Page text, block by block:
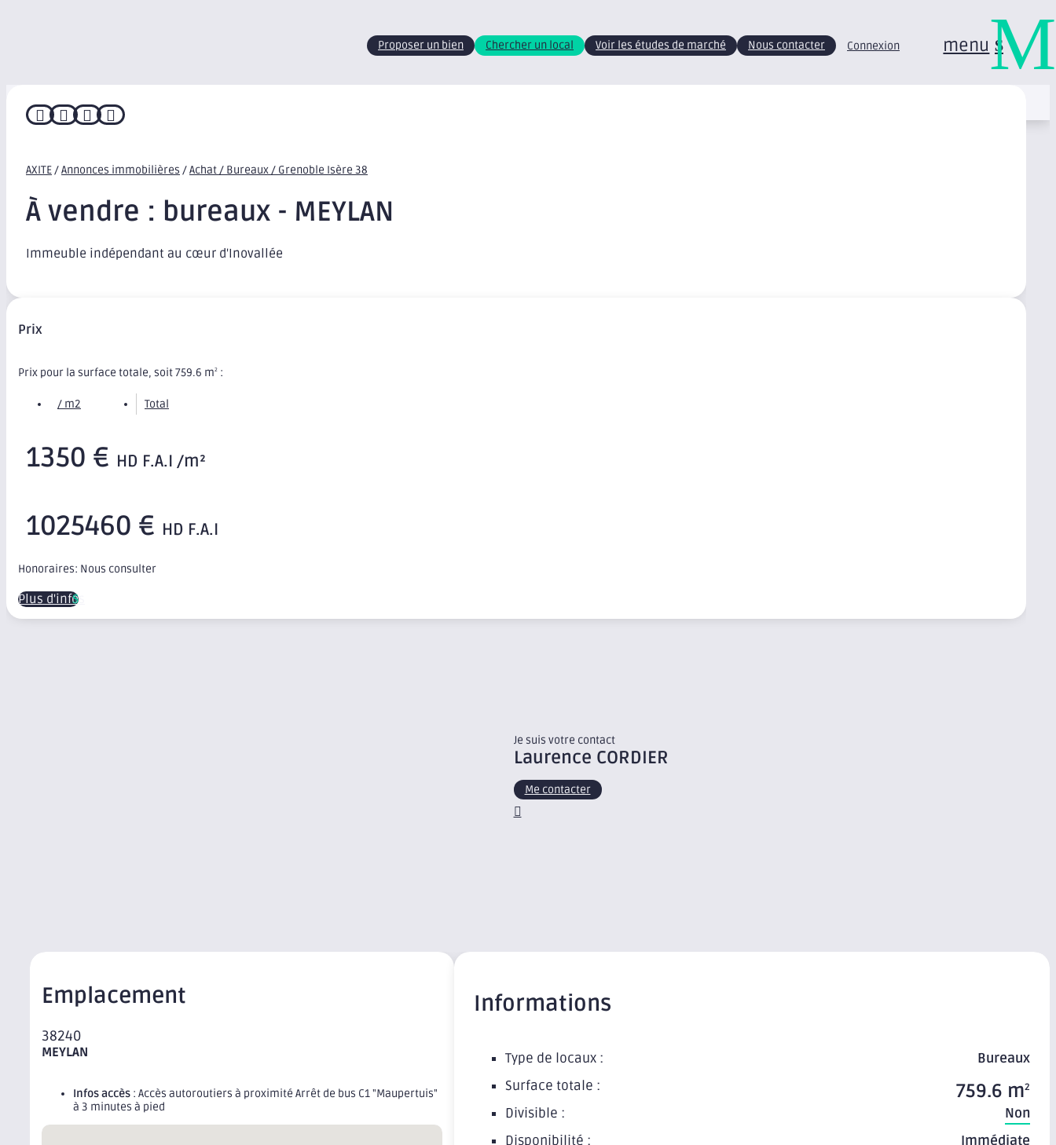
Proposer un bien Chercher un local Voir les études de marché Nous contacter Connexion menu
   
AXITE/Annonces immobilières /Achat / Bureaux / Grenoble Isère 38
À vendre : bureaux - MEYLAN
Immeuble indépendant au cœur d'Inovallée
Prix
Prix pour la surface totale, soit 759.6 m2 :
/ m2 Total
1350 € HD F.A.I /m²
1025460 € HD F.A.I
Honoraires: Nous consulter
Plus d'infos
Je suis votre contact
Laurence CORDIER
Me contacter
Emplacement
38240
MEYLAN
Infos accès : Accès autoroutiers à proximité Arrêt de bus C1 "Maupertuis"
à 3 minutes à pied
Informations
Type de locaux :
Bureaux
Surface totale :
759.6 m2
Divisible :
Non
Disponibilité :
Immédiate
M